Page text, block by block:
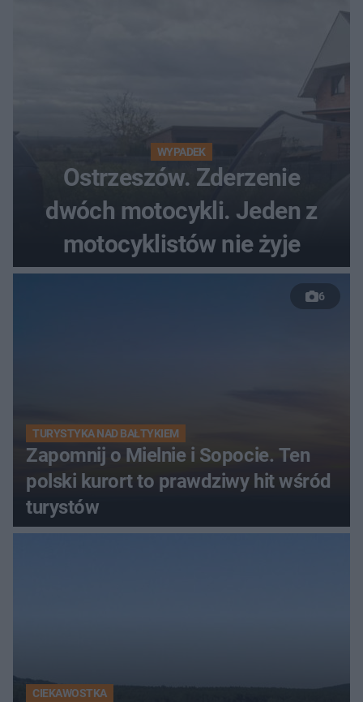
WYPADEK
Ostrzeszów. Zderzenie
dwóch motocykli. Jeden z
motocyklistów nie żyje
6
TURYSTYKA NAD BAŁTYKIEM
Zapomnij o Mielnie i Sopocie. Ten
polski kurort to prawdziwy hit wśród
turystów
CIEKAWOSTKA